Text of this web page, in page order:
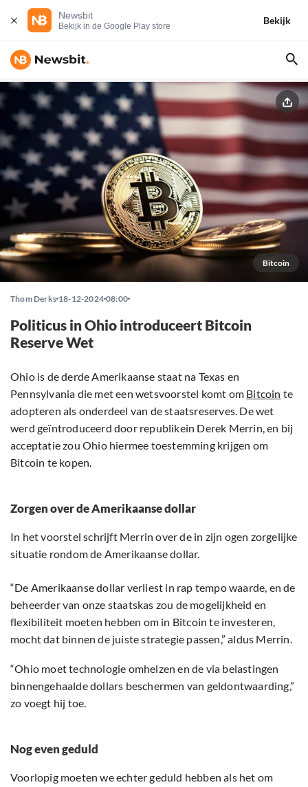
Newsbit
Bekijk in de Google Play store
Bekijk
Bitcoin
Thom Derks 18-12-2024 08:00
Politicus in Ohio introduceert Bitcoin
Reserve Wet
Ohio is de derde Amerikaanse staat na Texas en
Pennsylvania die met een wetsvoorstel komt om Bitcoin te
adopteren als onderdeel van de staatsreserves. De wet
werd geïntroduceerd door republikein Derek Merrin, en bij
acceptatie zou Ohio hiermee toestemming krijgen om
Bitcoin te kopen.
Zorgen over de Amerikaanse dollar
In het voorstel schrijft Merrin over de in zijn ogen zorgelijke
situatie rondom de Amerikaanse dollar.
“De Amerikaanse dollar verliest in rap tempo waarde, en de
beheerder van onze staatskas zou de mogelijkheid en
flexibiliteit moeten hebben om in Bitcoin te investeren,
mocht dat binnen de juiste strategie passen,” aldus Merrin.
“Ohio moet technologie omhelzen en de via belastingen
binnengehaalde dollars beschermen van geldontwaarding,”
zo voegt hij toe.
Nog even geduld
Voorlopig moeten we echter geduld hebben als het om